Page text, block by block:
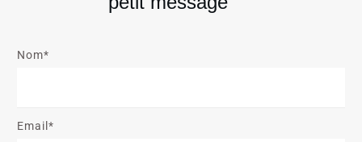
Nom*
Email*